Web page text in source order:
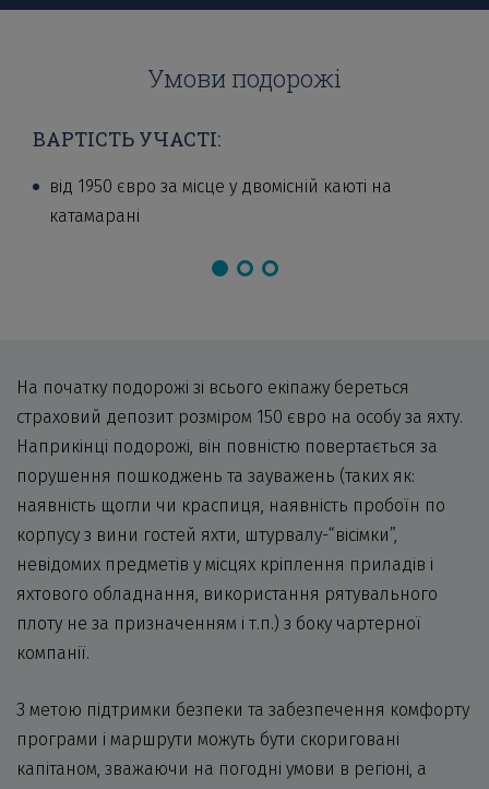
Умови подорожі
ВАРТІСТЬ УЧАСТІ:
від 1950 євро за місце у двомісній каюті на
катамарані
На початку подорожі зі всього екіпажу береться
страховий депозит розміром 150 євро на особу за яхту.
Наприкінці подорожі, він повністю повертається за
порушення пошкоджень та зауважень (таких як:
наявність щогли чи краспиця, наявність пробоїн по
корпусу з вини гостей яхти, штурвалу-“вісімки”,
невідомих предметів у місцях кріплення приладів і
яхтового обладнання, використання рятувального
плоту не за призначенням і т.п.) з боку чартерної
компанії.
З метою підтримки безпеки та забезпечення комфорту
програми і маршрути можуть бути скориговані
капітаном, зважаючи на погодні умови в регіоні, а